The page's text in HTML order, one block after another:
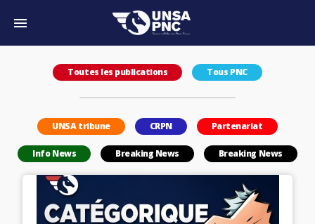
Toutes les publications Tous PNC
UNSA tribune CRPN Partenariat
Info News Breaking News Breaking News